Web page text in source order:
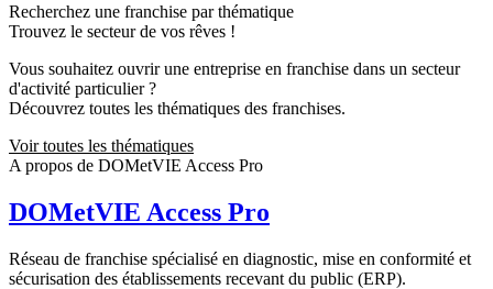
Recherchez une franchise par thématique
Trouvez le secteur de vos rêves !
Vous souhaitez ouvrir une entreprise en franchise dans un secteur
d'activité particulier ?
Découvrez toutes les thématiques des franchises.
Voir toutes les thématiques
A propos de DOMetVIE Access Pro
DOMetVIE Access Pro
Réseau de franchise spécialisé en diagnostic, mise en conformité et
sécurisation des établissements recevant du public (ERP).